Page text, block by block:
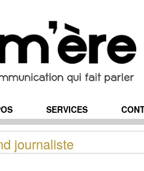
SERVICES
journaliste